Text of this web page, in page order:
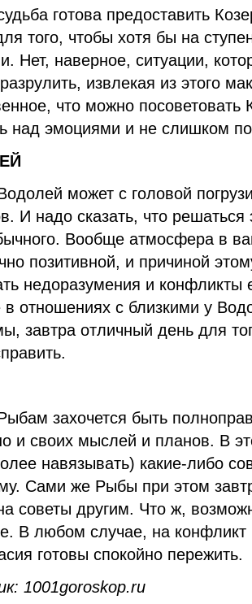
готова предоставить
того, чтобы хотя бы на
Нет, наверное, ситуации,
извлекая из этого
что можно посоветовать
над эмоциями и не слишком
может с головой
И надо сказать, что
Вообще атмосфера в
позитивной, и причиной
недоразумения и
отношениях с близкими у
завтра отличный день для
захочется быть
и своих мыслей и планов. В
навязывать) какие-либо
Сами же Рыбы при этом
советы другим. Что ж,
В любом случае, на
готовы спокойно пережить.
1001goroskop.ru